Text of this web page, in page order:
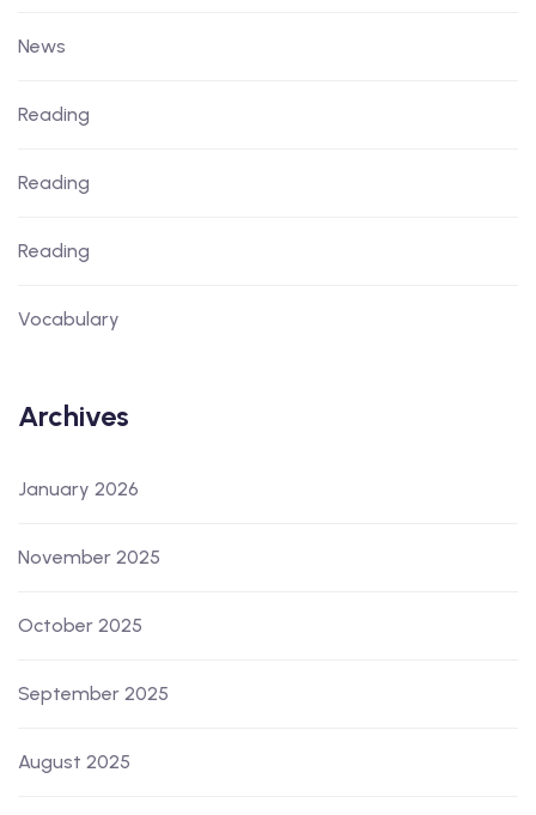
News
Reading
Reading
Reading
Vocabulary
Archives
January 2026
November 2025
October 2025
September 2025
August 2025